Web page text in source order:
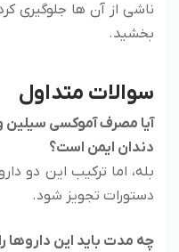
ناشی از آن ها جلوگیری
بخشید.
سوالات متداول
آیا مصرف آموکسی سیلین
دندان ایمن است؟
بله، اما ترکیب این دو
دستورات تجویز شود.
چه مدت باید این داروها